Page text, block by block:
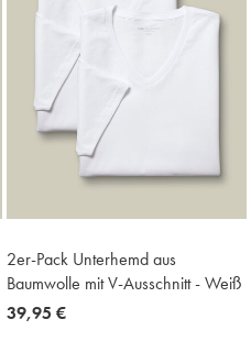
2er-Pack Unterhemd aus
Baumwolle mit V-Ausschnitt - Weiß
now
39,95 €